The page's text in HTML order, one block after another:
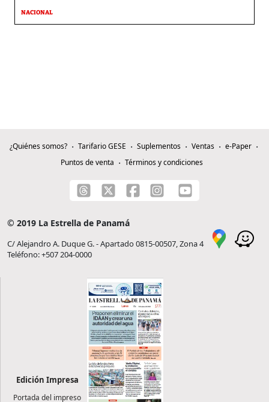
NACIONAL
¿Quiénes somos? Tarifario GESE Suplementos Ventas
e-Paper
Puntos de venta
Términos y condiciones
© 2019 La Estrella de Panamá
C/ Alejandro A. Duque G. - Apartado 0815-00507, Zona 4
Teléfono: +507 204-0000
Edición Impresa
Portada del impreso